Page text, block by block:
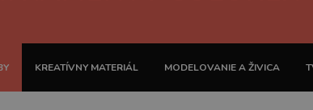
KREATÍVNY MATERIÁL MODELOVANIE A ŽIVICA